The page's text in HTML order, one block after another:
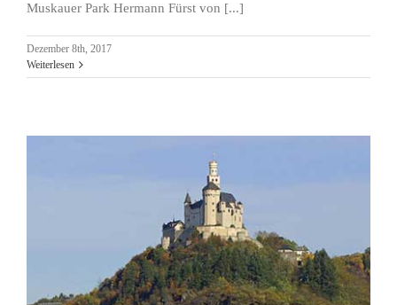
Muskauer Park Hermann Fürst von [...]
Dezember 8th, 2017
Weiterlesen